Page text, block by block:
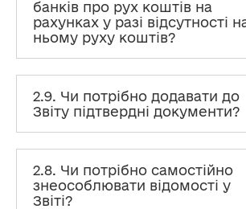
банків про рух коштів на
рахунках у разі відсутності
ньому руху коштів?
2.9. Чи потрібно додавати до
Звіту підтвердні документи?
2.8. Чи потрібно самостійно
знеособлювати відомості у
Звіті?